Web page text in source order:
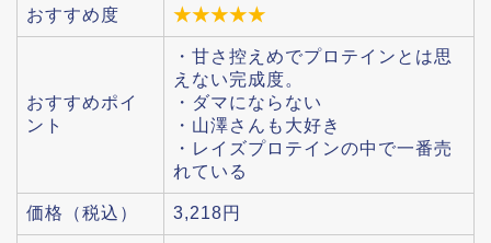
おすすめ度 ★★★★★
おすすめポイ
ント
・甘さ控えめでプロテインとは思
えない完成度。
・ダマにならない
・山澤さんも大好き
・レイズプロテインの中で一番売
れている
価格（税込） 3,218円